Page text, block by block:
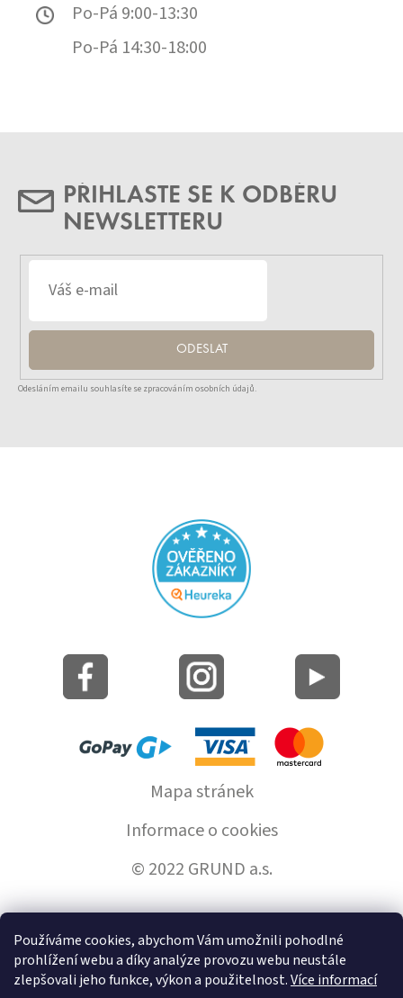
Používáme cookies, abychom Vám umožnili pohodlné
prohlížení webu a díky analýze provozu webu neustále
zlepšovali jeho funkce, výkon a použitelnost.Více informací
Po-Pá 9:00-13:30
Po-Pá 14:30-18:00
PŘIHLASTE SE K ODBĚRU
NEWSLETTERU
ODESLAT
Odesláním emailu souhlasíte se zpracováním osobních údajů.
Mapa stránek
Informace o cookies
© 2022 GRUND a.s.
Vytvořil Shoptet